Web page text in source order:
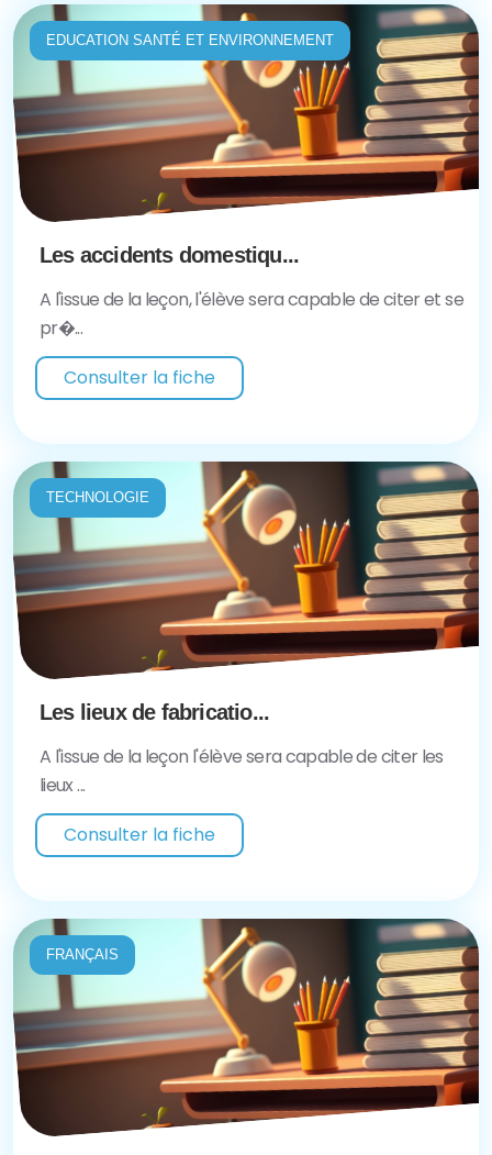
EDUCATION SANTÉ ET ENVIRONNEMENT
Les accidents domestiqu...
A l'issue de la leçon, l'élève sera capable de citer et se
pr�...
Consulter la fiche
TECHNOLOGIE
Les lieux de fabricatio...
A l'issue de la leçon l'élève sera capable de citer les
lieux ...
Consulter la fiche
FRANÇAIS